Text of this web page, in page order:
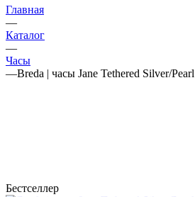
Главная
—
Каталог
—
Часы
—Breda | часы Jane Tethered Silver/Pearl
Бестселлер